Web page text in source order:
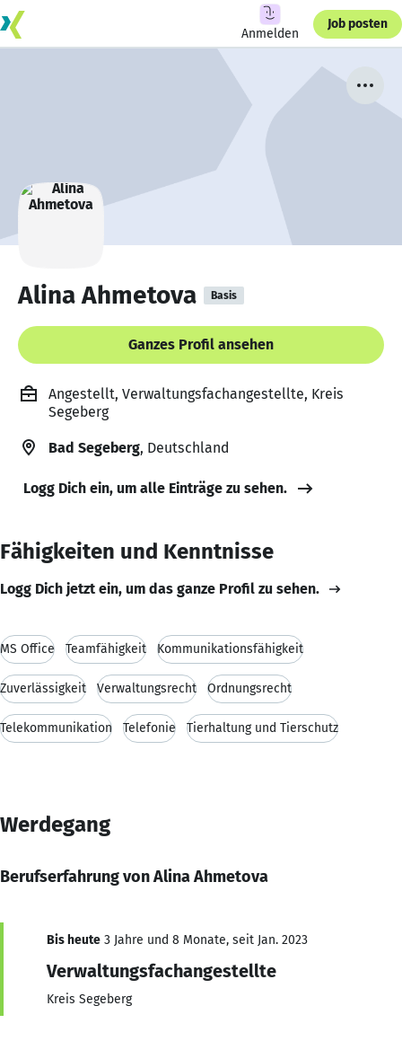
Anmelden
Job posten
Alina Ahmetova Basis
Ganzes Profil ansehen
Angestellt, Verwaltungsfachangestellte, Kreis
Segeberg
Bad Segeberg, Deutschland
Logg Dich ein, um alle Einträge zu sehen.
Fähigkeiten und Kenntnisse
Logg Dich jetzt ein, um das ganze Profil zu sehen.
MS Office Teamfähigkeit Kommunikationsfähigkeit
Zuverlässigkeit Verwaltungsrecht Ordnungsrecht
Telekommunikation Telefonie Tierhaltung und Tierschutz
Werdegang
Berufserfahrung von Alina Ahmetova
Bis heute 3 Jahre und 8 Monate, seit Jan. 2023
Verwaltungsfachangestellte
Kreis Segeberg